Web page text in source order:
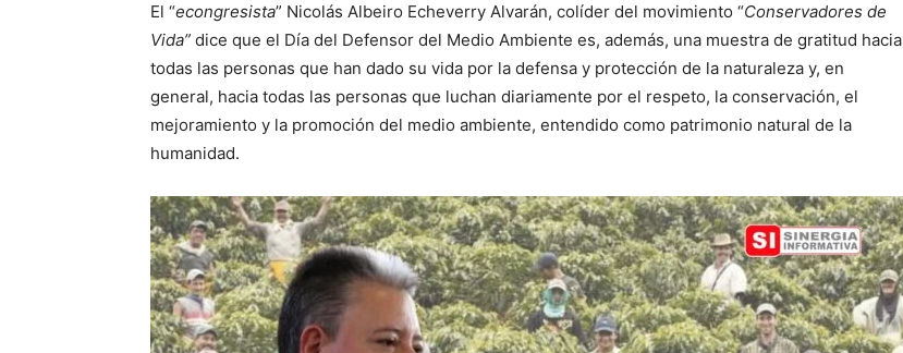
El “econgresista” Nicolás Albeiro Echeverry Alvarán, colíder del movimiento “Conservadores de
Vida” dice que el Día del Defensor del Medio Ambiente es, además, una muestra de gratitud hacia
todas las personas que han dado su vida por la defensa y protección de la naturaleza y, en
general, hacia todas las personas que luchan diariamente por el respeto, la conservación, el
mejoramiento y la promoción del medio ambiente, entendido como patrimonio natural de la
humanidad.